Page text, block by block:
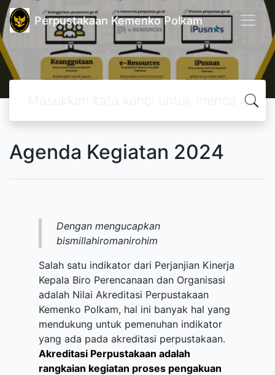
Perpustakaan Kemenko Polkam
Agenda Kegiatan 2024
Dengan mengucapkan
bismillahiromanirohim
Salah satu indikator dari Perjanjian Kinerja
Kepala Biro Perencanaan dan Organisasi
adalah Nilai Akreditasi Perpustakaan
Kemenko Polkam, hal ini banyak hal yang
mendukung untuk pemenuhan indikator
yang ada pada akreditasi perpustakaan.
Akreditasi Perpustakaan adalah
rangkaian kegiatan proses pengakuan